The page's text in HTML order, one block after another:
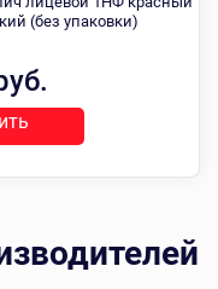
(без упаковки)